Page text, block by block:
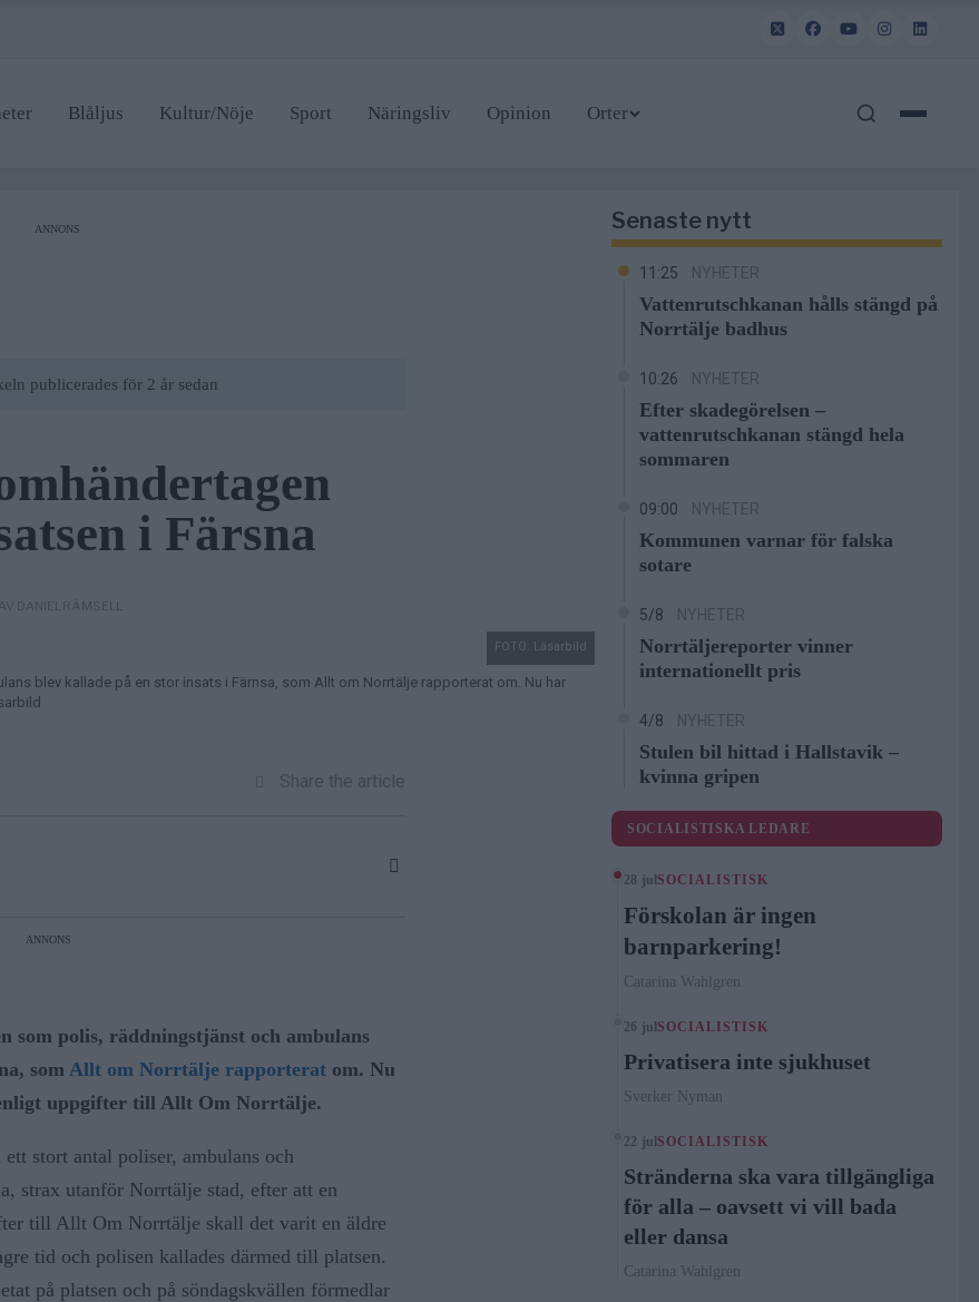
Blåljus Kultur/Nöje Sport Näringsliv Opinion Orter
ANNONS
publicerades för 2 år sedan
i Färsna
AV DANIEL RÄMSELL
FOTO: Läsarbild
blev kallade på en stor insats i Färnsa, som Allt om Norrtälje rapporterat om. Nu har
Share the article
ANNONS
som polis, räddningstjänst och ambulans
som Allt om Norrtälje rapporteratom. Nu
uppgifter till Allt Om Norrtälje.
stort antal poliser, ambulans och
strax utanför Norrtälje stad, efter att en
till Allt Om Norrtälje skall det varit en äldre
tid och polisen kallades därmed till platsen.
på platsen och på söndagskvällen förmedlar
Senaste nytt
11:25 NYHETER
Vattenrutschkanan hålls stängd på
Norrtälje badhus
10:26 NYHETER
Efter skadegörelsen –
vattenrutschkanan stängd hela
sommaren
09:00 NYHETER
Kommunen varnar för falska
sotare
5/8 NYHETER
Norrtäljereporter vinner
internationellt pris
4/8 NYHETER
Stulen bil hittad i Hallstavik –
kvinna gripen
SOCIALISTISKA LEDARE
28 jul SOCIALISTISK
Förskolan är ingen
barnparkering!
Catarina Wahlgren
26 jul SOCIALISTISK
Privatisera inte sjukhuset
Sverker Nyman
22 jul SOCIALISTISK
Stränderna ska vara tillgängliga
för alla – oavsett vi vill bada
eller dansa
Catarina Wahlgren